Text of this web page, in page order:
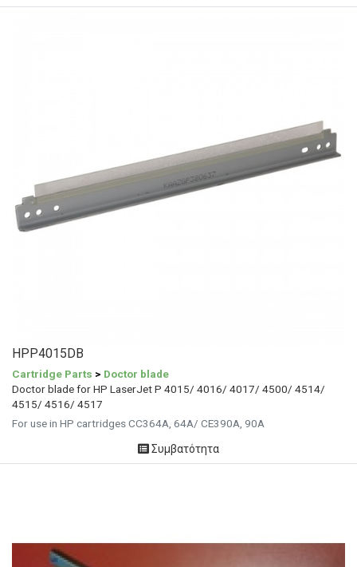
HPP4015DB
Cartridge Parts > Doctor blade
Doctor blade for HP LaserJet P 4015/ 4016/ 4017/ 4500/ 4514/
4515/ 4516/ 4517
For use in HP cartridges CC364A, 64A/ CE390A, 90A
Συμβατότητα